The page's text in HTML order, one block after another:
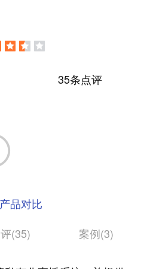
35条点评
产品对比
(35) 案例(3)